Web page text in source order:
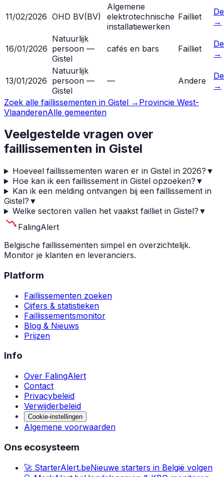
11/02/2026 OHD BV(BV)
Algemene
elektrotechnische
installatiewerken
Failliet
→
16/01/2026
Natuurlijk
persoon —
Gistel
cafés en bars Failliet
→
13/01/2026
Natuurlijk
persoon —
Gistel
— Andere
→
Zoek alle faillissementen in Gistel → Provincie West-
VlaanderenAlle gemeenten
Veelgestelde vragen over
faillissementen in Gistel
Hoeveel faillissementen waren er in Gistel in 2026? ▼
Hoe kan ik een faillissement in Gistel opzoeken? ▼
Kan ik een melding ontvangen bij een faillissement in
Gistel? ▼
Welke sectoren vallen het vaakst failliet in Gistel? ▼
FalingAlert
Belgische faillissementen simpel en overzichtelijk.
Monitor je klanten en leveranciers.
Platform
Faillissementen zoeken
Cijfers & statistieken
Faillissementsmonitor
Blog & Nieuws
Prijzen
Info
Over FalingAlert
Contact
Privacybeleid
Verwijderbeleid
Cookie-instellingen
Algemene voorwaarden
Ons ecosysteem
🚀 StarterAlert.beNieuwe starters in België volgen